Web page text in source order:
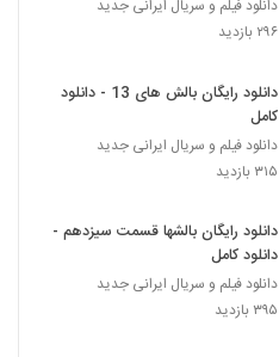
دانلود فیلم و سریال ایرانی جدید
۲۹۶ بازدید
دانلود رایگان بالش های 13 - دانلود
کامل
دانلود فیلم و سریال ایرانی جدید
۳۱۵ بازدید
دانلود رایگان بالشها قسمت سیزدهم -
دانلود کامل
دانلود فیلم و سریال ایرانی جدید
۳۹۵ بازدید